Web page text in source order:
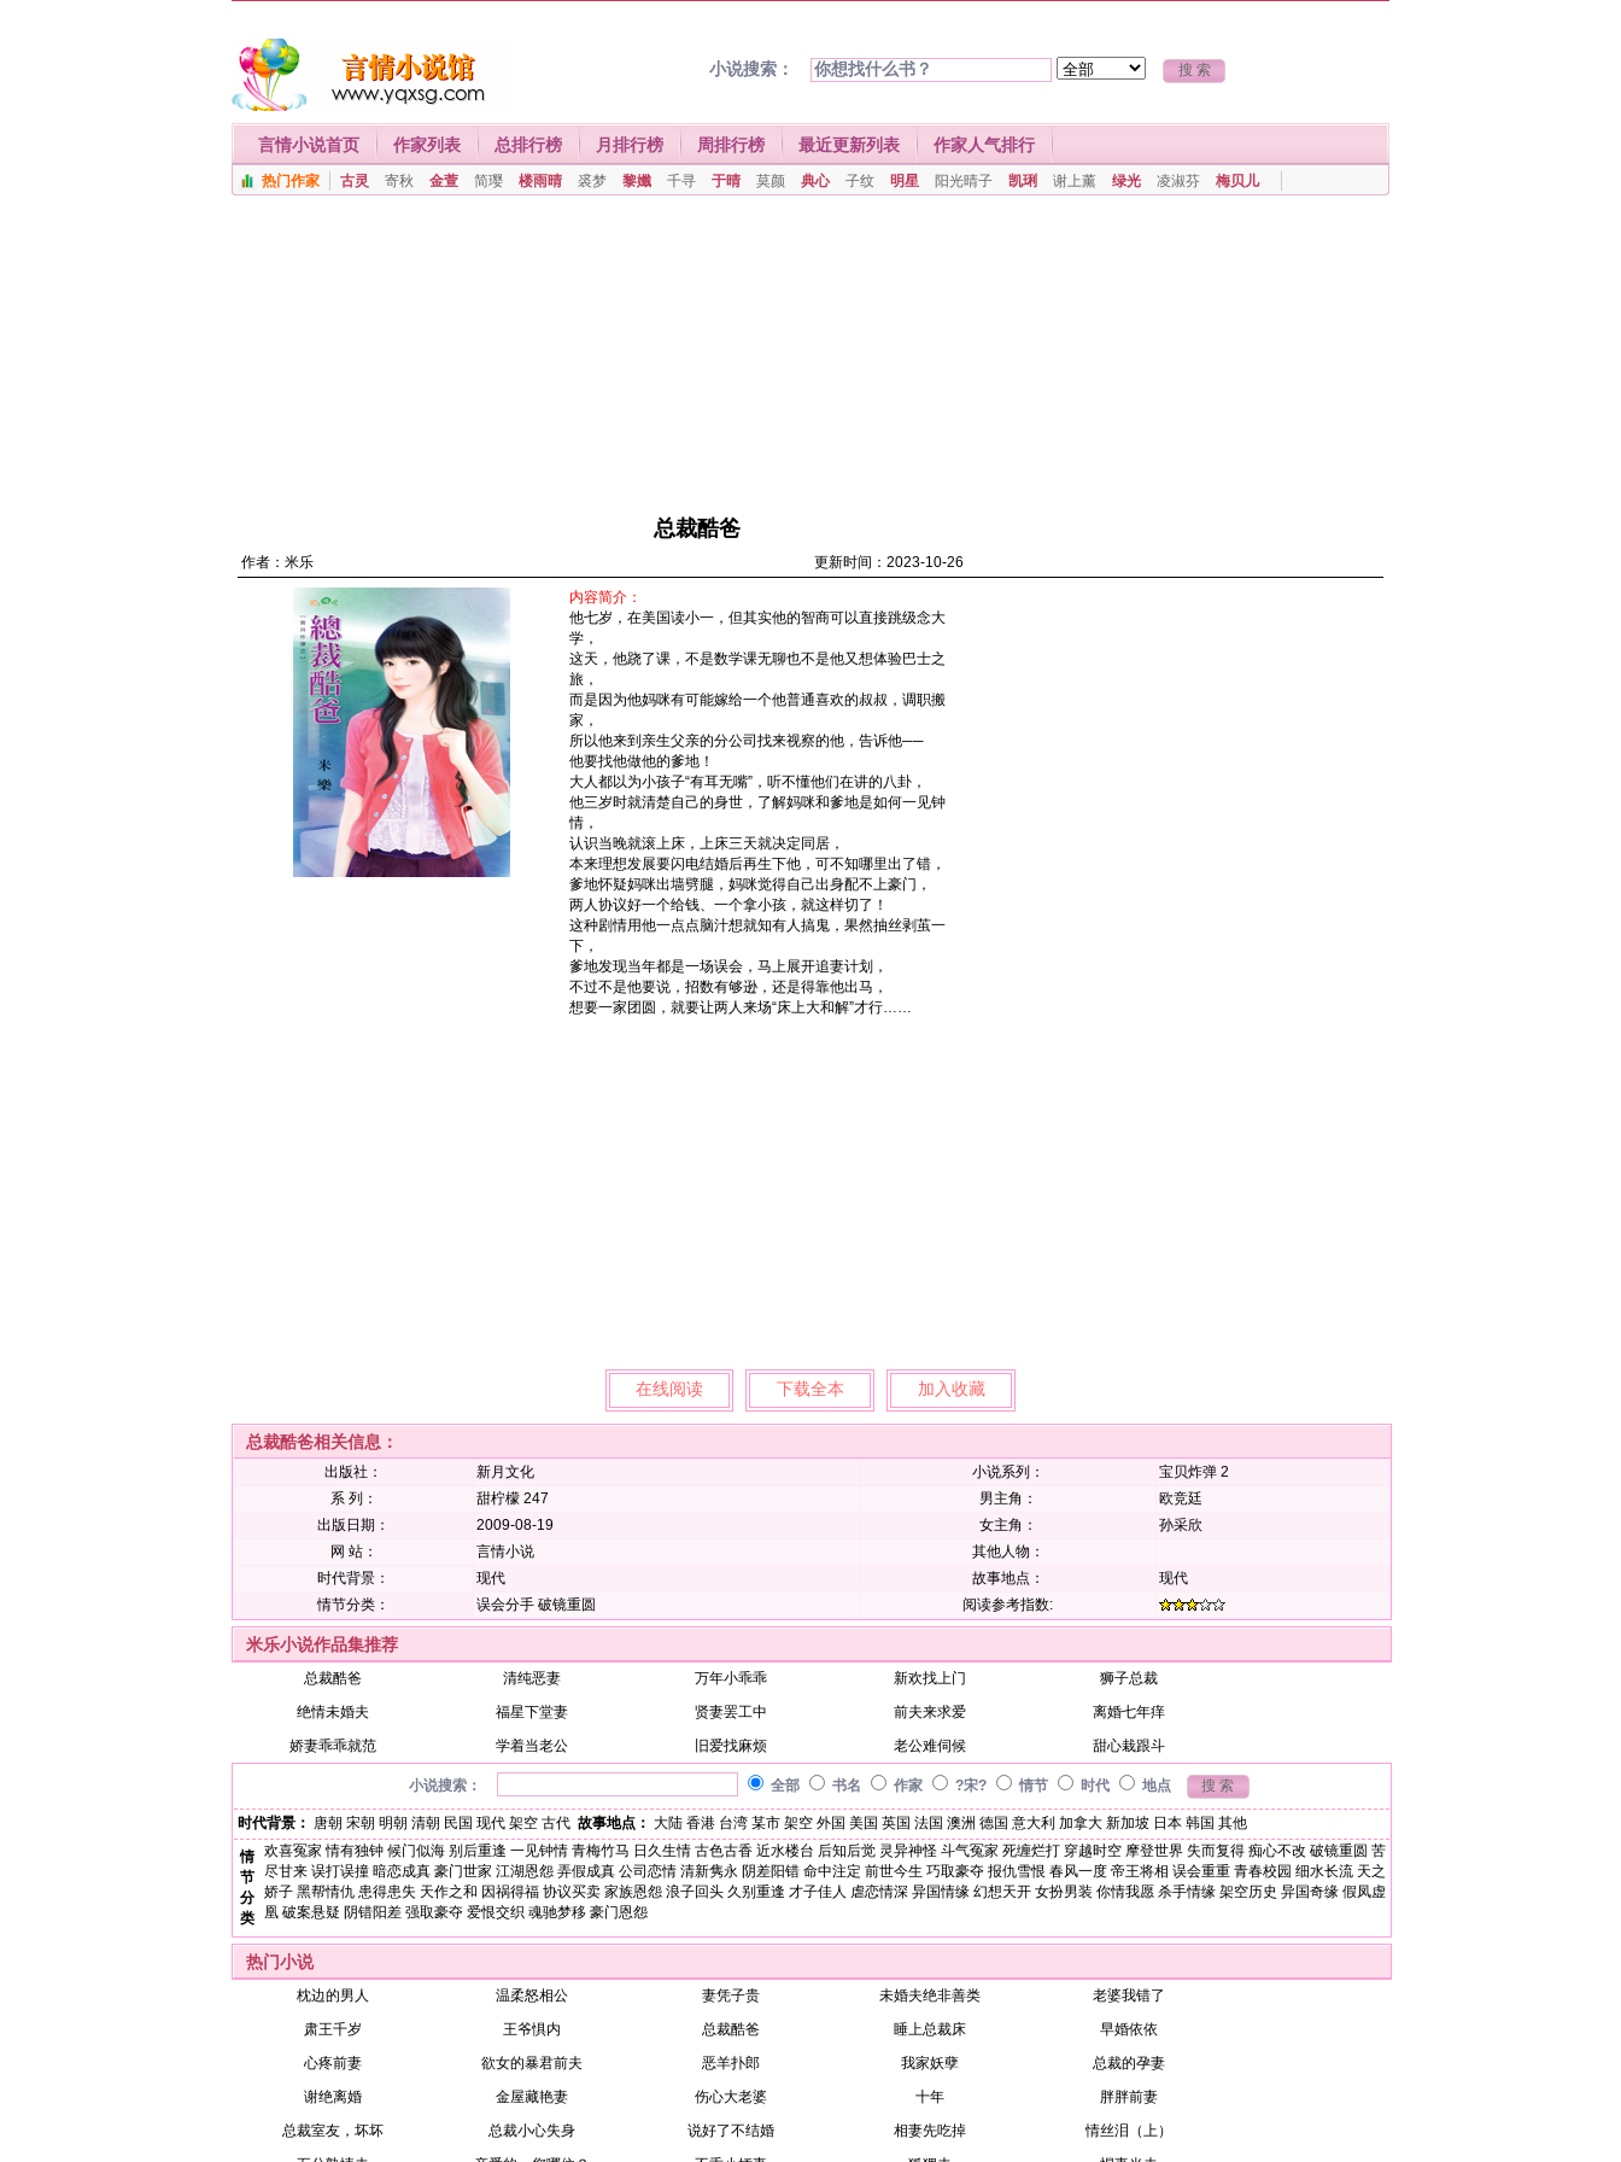
小说搜索：
言情小说首页 作家列表 总排行榜 月排行榜 周排行榜 最近更新列表 作家人气排行
热门作家 古灵 寄秋 金萱 简璎 楼雨晴 裘梦 黎孅 千寻 于晴 莫颜 典心 子纹 明星 阳光晴子 凯琍 谢上薰 绿光 凌淑芬 梅贝儿
总裁酷爸
作者： 米乐 更新时间：2023-10-26
内容简介：
他七岁，在美国读小一，但其实他的智商可以直接跳级念大
学，
这天，他跷了课，不是数学课无聊也不是他又想体验巴士之
旅，
而是因为他妈咪有可能嫁给一个他普通喜欢的叔叔，调职搬
家，
所以他来到亲生父亲的分公司找来视察的他，告诉他──
他要找他做他的爹地！
大人都以为小孩子“有耳无嘴”，听不懂他们在讲的八卦，
他三岁时就清楚自己的身世，了解妈咪和爹地是如何一见钟
情，
认识当晚就滚上床，上床三天就决定同居，
本来理想发展要闪电结婚后再生下他，可不知哪里出了错，
爹地怀疑妈咪出墙劈腿，妈咪觉得自己出身配不上豪门，
两人协议好一个给钱、一个拿小孩，就这样切了！
这种剧情用他一点点脑汁想就知有人搞鬼，果然抽丝剥茧一
下，
爹地发现当年都是一场误会，马上展开追妻计划，
不过不是他要说，招数有够逊，还是得靠他出马，
想要一家团圆，就要让两人来场“床上大和解”才行……
在线阅读 下载全本 加入收藏
总裁酷爸相关信息：
出版社： 新月文化 小说系列：
宝贝炸弹 2
系 列：
甜柠檬 247 男主角：
欧竞廷
出版日期：
2009-08-19 女主角：
孙采欣
网 站：
言情小说
其他人物：
时代背景：
现代 故事地点：
现代
情节分类：
误会分手 破镜重圆 阅读参考指数:
米乐小说作品集推荐
总裁酷爸 清纯恶妻 万年小乖乖 新欢找上门
狮子总裁
绝情未婚夫
福星下堂妻 贤妻罢工中 前夫来求爱
离婚七年痒
娇妻乖乖就范
学着当老公 旧爱找麻烦 老公难伺候 甜心栽跟斗
小说搜索： 全部 书名 作家 ?宋? 情节 时代 地点
时代背景： 唐朝 宋朝 明朝 清朝 民国 现代 架空 古代 故事地点： 大陆 香港 台湾 某市 架空 外国 美国 英国 法国 澳洲 德国 意大利 加拿大 新加坡 日本 韩国 其他
情
节
分
类
欢喜冤家 情有独钟 候门似海 别后重逢 一见钟情 青梅竹马 日久生情 古色古香 近水楼台 后知后觉 灵异神怪 斗气冤家 死缠烂打 穿越时空 摩登世界 失而复得 痴心不改 破镜重圆 苦
尽甘来 误打误撞 暗恋成真 豪门世家 江湖恩怨 弄假成真 公司恋情 清新隽永 阴差阳错 命中注定 前世今生 巧取豪夺 报仇雪恨 春风一度 帝王将相 误会重重 青春校园 细水长流 天之
娇子 黑帮情仇 患得患失 天作之和 因祸得福 协议买卖 家族恩怨 浪子回头 久别重逢 才子佳人 虐恋情深 异国情缘 幻想天开 女扮男装 你情我愿 杀手情缘 架空历史 异国奇缘 假凤虚
凰 破案悬疑 阴错阳差 强取豪夺 爱恨交织 魂驰梦移 豪门恩怨
热门小说
枕边的男人 温柔怒相公 妻凭子贵 未婚夫绝非善类
老婆我错了
肃王千岁
王爷惧内 总裁酷爸 睡上总裁床
早婚依依
心疼前妻
欲女的暴君前夫 恶羊扑郎 我家妖孽
总裁的孕妻
谢绝离婚
金屋藏艳妻 伤心大老婆 十年
胖胖前妻
总裁室友，坏坏
总裁小心失身 说好了不结婚 相妻先吃掉
情丝泪（上）